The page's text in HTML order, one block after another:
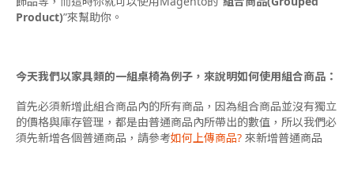
Product)”來幫助你。
今天我們以家具類的一組桌椅為例子，來說明如何使用組合商品：
首先必須新增此組合商品內的所有商品，因為組合商品並沒有獨立
的價格與庫存管理，都是由普通商品內所帶出的數值，所以我們必
須先新增各個普通商品，請參考如何上傳商品? 來新增普通商品